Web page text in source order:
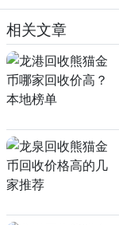
相关文章